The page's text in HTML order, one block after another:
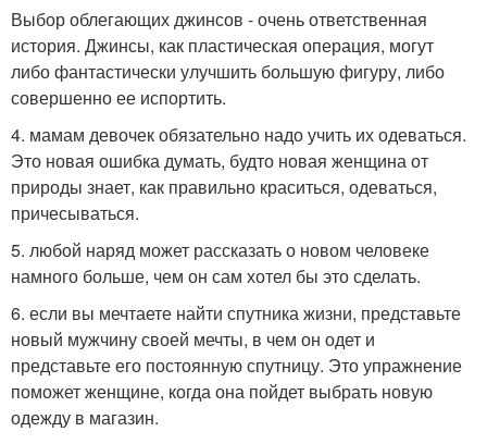
Выбор облегающих джинсов - очень ответственная
история. Джинсы, как пластическая операция, могут
либо фантастически улучшить большую фигуру, либо
совершенно ее испортить.
4. мамам девочек обязательно надо учить их одеваться.
Это новая ошибка думать, будто новая женщина от
природы знает, как правильно краситься, одеваться,
причесываться.
5. любой наряд может рассказать о новом человеке
намного больше, чем он сам хотел бы это сделать.
6. если вы мечтаете найти спутника жизни, представьте
новый мужчину своей мечты, в чем он одет и
представьте его постоянную спутницу. Это упражнение
поможет женщине, когда она пойдет выбрать новую
одежду в магазин.